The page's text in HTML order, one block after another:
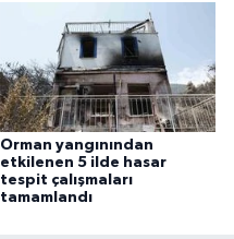
Orman yangınından
etkilenen 5 ilde hasar
tespit çalışmaları
tamamlandı